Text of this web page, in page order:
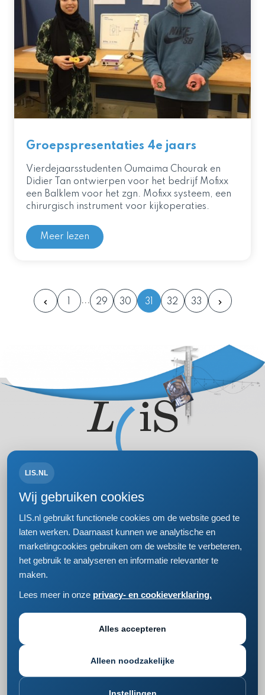
Groepspresentaties 4e jaars
Vierdejaarsstudenten Oumaima Chourak en
Didier Tan ontwierpen voor het bedrijf Mofixx
een Balklem voor het zgn. Mofixx systeem, een
chirurgisch instrument voor kijkoperaties.
Meer lezen
29 30 31 32 33
Volg ons op:
Bezoek- en postadres
Einsteinweg 61
2333 CC Leiden
+31 (0)71 5681168
Privacy- en cookieverklaring
Responsible disclosure
LIS.NL
Wij gebruiken cookies
LIS.nl gebruikt functionele cookies om de website goed te
laten werken. Daarnaast kunnen we analytische en
marketingcookies gebruiken om de website te verbeteren,
het gebruik te analyseren en informatie relevanter te
maken.
Lees meer in onze privacy- en cookieverklaring.
Alles accepteren
Alleen noodzakelijke